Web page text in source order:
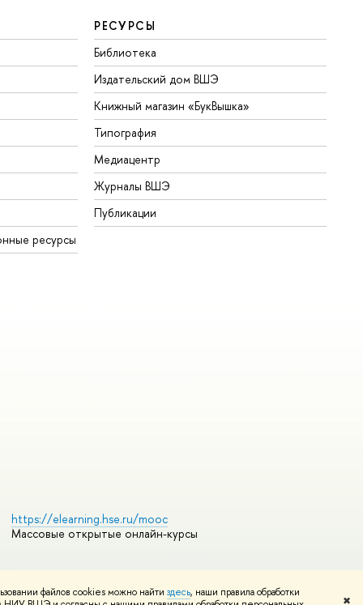
файлов cookies можно найти здесь, наши правила обработки
✖
ресурсы
РЕСУРСЫ
Библиотека
Издательский дом ВШЭ
Книжный магазин «БукВышка»
Типография
Медиацентр
Журналы ВШЭ
Публикации
https://elearning.hse.ru/mooc
Массовые открытые онлайн-курсы
Редактору